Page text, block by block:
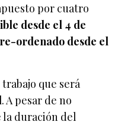
por cuatro
desde el 4 de
ordenado desde el
que será
. A pesar de no
duración del